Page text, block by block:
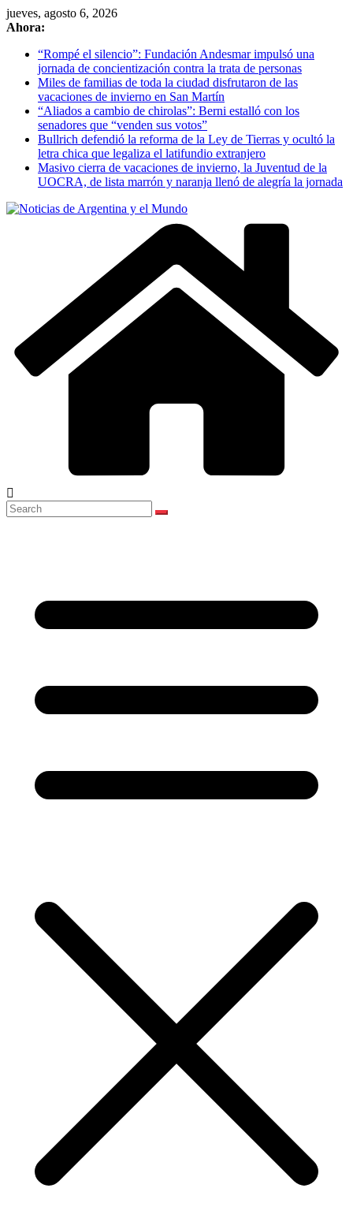
Skip
to
jueves, agosto 6, 2026
Ahora:
“Rompé el silencio”: Fundación Andesmar impulsó una
jornada de concientización contra la trata de personas
Miles de familias de toda la ciudad disfrutaron de las
vacaciones de invierno en San Martín
“Aliados a cambio de chirolas”: Berni estalló con los
senadores que “venden sus votos”
Bullrich defendió la reforma de la Ley de Tierras y ocultó la
letra chica que legaliza el latifundio extranjero
Masivo cierra de vacaciones de invierno, la Juventud de la
UOCRA, de lista marrón y naranja llenó de alegría la jornada